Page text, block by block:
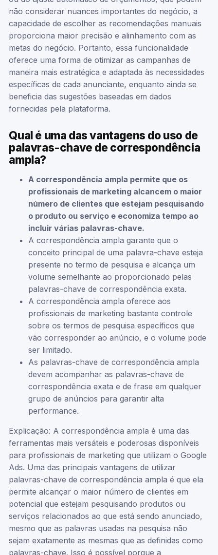
não considerar nuances importantes do negócio, a
capacidade de escolher as recomendações manuais
proporciona maior precisão e alinhamento com as
metas do negócio. Portanto, essa funcionalidade
oferece uma forma de otimizar as campanhas de
maneira mais estratégica e adaptada às necessidades
específicas de cada anunciante, enquanto ainda se
beneficia das sugestões baseadas em dados
fornecidas pela plataforma.
Qual é uma das vantagens do uso de
palavras-chave de correspondência
ampla?
A correspondência ampla permite que os
profissionais de marketing alcancem o maior
número de clientes que estejam pesquisando
o produto ou serviço e economiza tempo ao
incluir várias palavras-chave.
A correspondência ampla garante que o
conceito principal de uma palavra-chave esteja
presente no termo de pesquisa e alcança um
volume semelhante ao proporcionado pelas
palavras-chave de correspondência exata.
A correspondência ampla oferece aos
profissionais de marketing bastante controle
sobre os termos de pesquisa específicos que
vão corresponder ao anúncio, e o volume pode
ser limitado.
As palavras-chave de correspondência ampla
devem acompanhar as palavras-chave de
correspondência exata e de frase em qualquer
grupo de anúncios para garantir alta
performance.
Explicação: A correspondência ampla é uma das
ferramentas mais versáteis e poderosas disponíveis
para profissionais de marketing que utilizam o Google
Ads. Uma das principais vantagens de utilizar
palavras-chave de correspondência ampla é que ela
permite alcançar o maior número de clientes em
potencial que estejam pesquisando produtos ou
serviços relacionados ao que está sendo anunciado,
mesmo que as palavras usadas na pesquisa não
sejam exatamente as mesmas que as definidas como
palavras-chave. Isso é possível porque a